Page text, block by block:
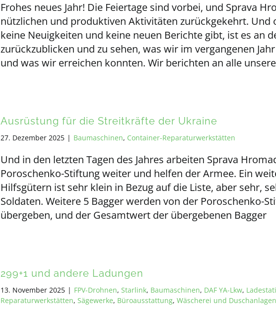
Frohes neues Jahr! Die Feiertage sind vorbei, und Sprava
nützlichen und produktiven Aktivitäten zurückgekehrt. Und
keine Neuigkeiten und keine neuen Berichte gibt, ist es an
zurückzublicken und zu sehen, was wir im vergangenen
und was wir erreichen konnten. Wir berichten an alle
Ausrüstung für die Streitkräfte der Ukraine
27. Dezember 2025 | Baumaschinen, Container-Reparaturwerkstätten
Und in den letzten Tagen des Jahres arbeiten Sprava
Poroschenko-Stiftung weiter und helfen der Armee. Ein
Hilfsgütern ist sehr klein in Bezug auf die Liste, aber sehr,
Soldaten. Weitere 5 Bagger werden von der Poroschenko-
übergeben, und der Gesamtwert der übergebenen Bagger
299+1 und andere Ladungen
13. November 2025 | FPV-Drohnen, Starlink, Baumaschinen, DAF YA-Lkw,
Reparaturwerkstätten, Sägewerke, Büroausstattung, Wäscherei und Duschanlagen